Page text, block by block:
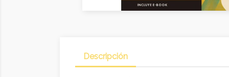
Descripción